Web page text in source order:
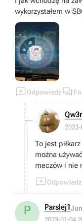
wykorzystałem w
Odpowiedz 
To jest
można
meczów i nie
Odpowiedz
P Parslej1